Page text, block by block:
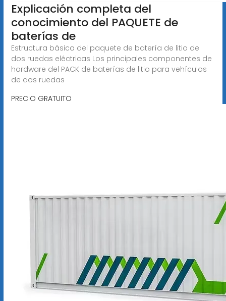
Explicación completa del
conocimiento del PAQUETE de
baterías de
Estructura básica del paquete de batería de litio de
dos ruedas eléctricas Los principales componentes de
hardware del PACK de baterías de litio para vehículos
de dos ruedas
PRECIO GRATUITO